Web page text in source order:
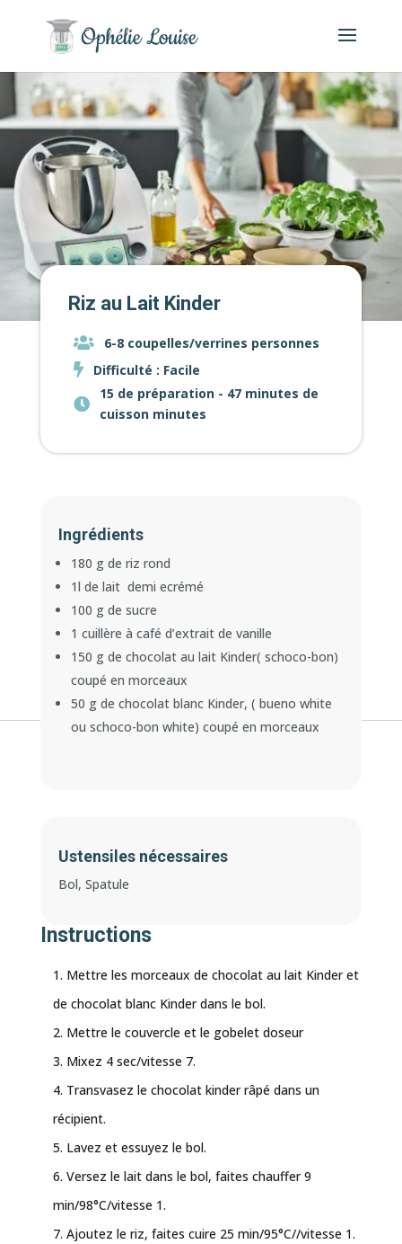
Riz au Lait Kinder
6-8 coupelles/verrines personnes
Difficulté : Facile
15 de préparation - 47 minutes de
cuisson minutes
Ingrédients
180 g de riz rond
1l de lait demi ecrémé
100 g de sucre
1 cuillère à café d’extrait de vanille
150 g de chocolat au lait Kinder( schoco-bon)
coupé en morceaux
50 g de chocolat blanc Kinder, ( bueno white
ou schoco-bon white) coupé en morceaux
Ustensiles nécessaires
Bol, Spatule
Instructions
Mettre les morceaux de chocolat au lait Kinder et
de chocolat blanc Kinder dans le bol.
Mettre le couvercle et le gobelet doseur
Mixez 4 sec/vitesse 7.
Transvasez le chocolat kinder râpé dans un
récipient.
Lavez et essuyez le bol.
Versez le lait dans le bol, faites chauffer 9
min/98°C/vitesse 1.
Ajoutez le riz, faites cuire 25 min/95°C//vitesse 1.